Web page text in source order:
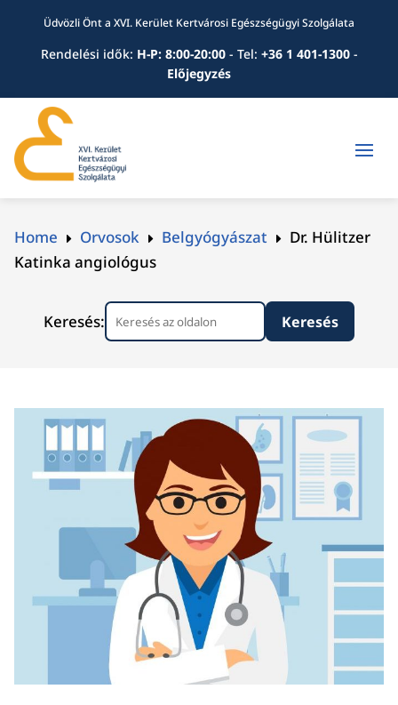
Üdvözli Önt a XVI. Kerület Kertvárosi Egészségügyi Szolgálata
Rendelési idők: H-P: 8:00-20:00 - Tel: +36 1 401-1300-
Előjegyzés
Home E Orvosok E Belgyógyászat E Dr. Hülitzer
Katinka angiológus
Keresés: